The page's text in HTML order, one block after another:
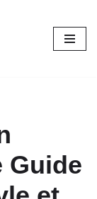
Guide